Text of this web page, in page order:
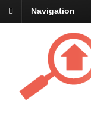
Navigation